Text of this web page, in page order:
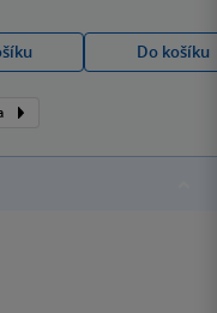
Do košíku